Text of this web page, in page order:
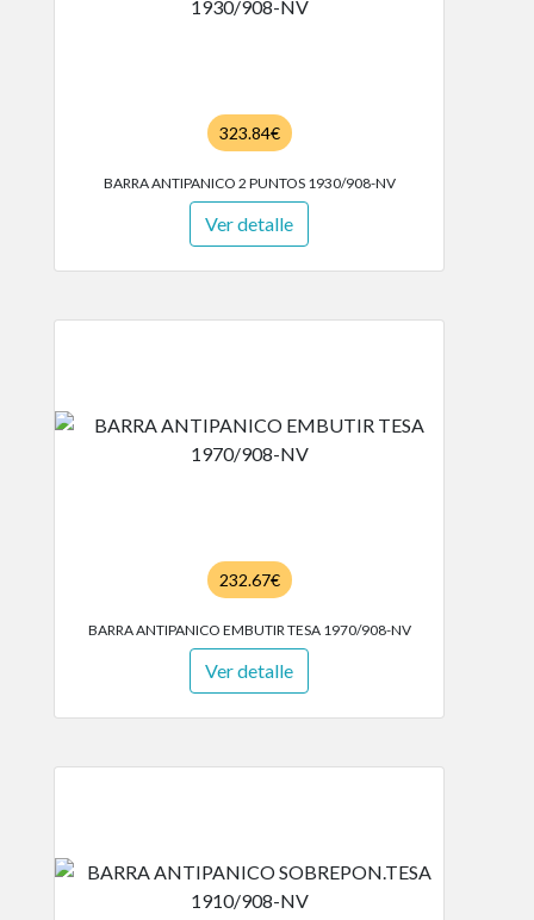
323.84€
BARRA ANTIPANICO 2 PUNTOS 1930/908-NV
Ver detalle
232.67€
BARRA ANTIPANICO EMBUTIR TESA 1970/908-NV
Ver detalle